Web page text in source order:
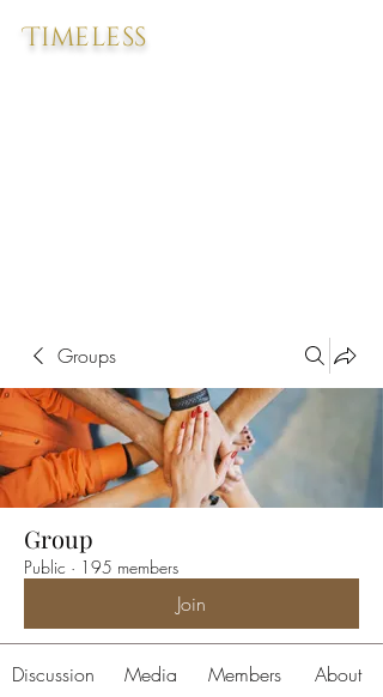
Timeless
Groups
Group
Public · 195 members
Join
Discussion Media Members About